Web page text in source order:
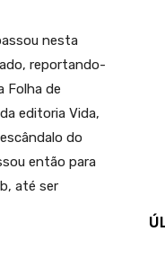
nesta
reportando-
Folha de
editoria Vida,
do
então para
até ser